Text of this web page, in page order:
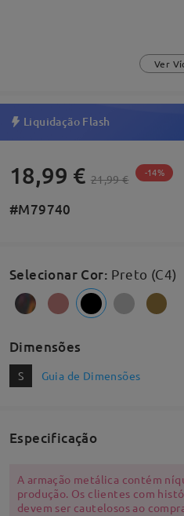
Ver
Liquidação Flash
18,99 € 21,99 € -14%
#M79740
Selecionar Cor: Preto (C4)
Dimensões
S Guia de Dimensões
Especificação
A armação metálica contém
produção. Os clientes com
devem ser cautelosos ao